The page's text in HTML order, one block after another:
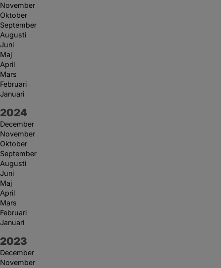
November
Oktober
September
Augusti
Juni
Maj
April
Mars
Februari
Januari
År:
2024
December
November
Oktober
September
Augusti
Juni
Maj
April
Mars
Februari
Januari
År:
2023
December
November